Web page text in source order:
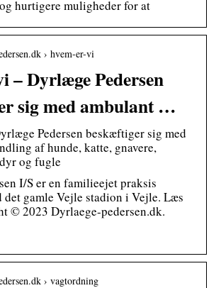
hurtigere muligheder for at
› hvem-er-vi
– Dyrlæge Pedersen
sig med ambulant …
Pedersen beskæftiger sig med
af hunde, katte, gnavere,
og fugle
I/S er en familieejet praksis
det gamle Vejle stadion i Vejle. Læs
© 2023 Dyrlaege-pedersen.dk.
› vagtordning